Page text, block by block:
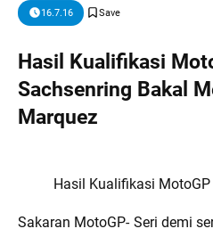
16.7.16
Hasil Kualifikasi
Sachsenring Bakal
Marquez
Hasil Kualifikasi
Sakaran MotoGP- Seri demi